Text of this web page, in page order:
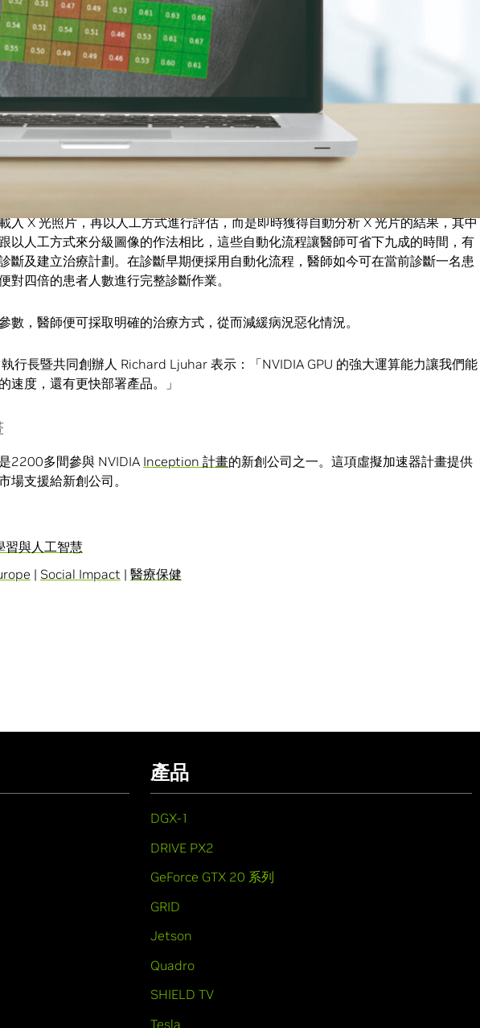
治療重點在於緩解症狀和恢復功能，代表愈快早期發現、愈準確進行診斷，便能更
利用電腦視覺與深度學習演算法，讓醫生能以精準的立體畫面去理解平面 X 光照片。
GPU 及逾15萬張 X 光片來訓練演算法，醫生便可精確測量膝蓋骨骼周圍區域，無需
果裡顯示患者骨關節炎的嚴重程度。
入 X 光照片，再以人工方式進行評估，而是即時獲得自動分析 X 光片的結果，其中
以人工方式來分級圖像的作法相比，這些自動化流程讓醫師可省下九成的時間，有
斷及建立治療計劃。在診斷早期便採用自動化流程，醫師如今可在當前診斷一名患
對四倍的患者人數進行完整診斷作業。
數，醫師便可採取明確的治療方式，從而減緩病況惡化情況。
行長暨共同創辦人 Richard Ljuhar 表示：「NVIDIA GPU 的強大運算能力讓我們能
速度，還有更快部署產品。」
2200多間參與 NVIDIA Inception 計畫的新創公司之一。這項虛擬加速器計畫提供
場支援給新創公司。
習與人工智慧
| Social Impact | 醫療保健
產品
DGX-1
DRIVE PX2
GeForce GTX 20 系列
GRID
Jetson
Quadro
SHIELD TV
Tesla